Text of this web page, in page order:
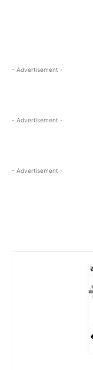
- Advertisement -
- Advertisement -
- Advertisement -